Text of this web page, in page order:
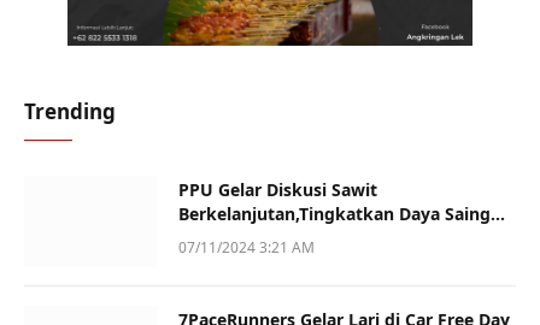
Trending
PPU Gelar Diskusi Sawit
Berkelanjutan,Tingkatkan Daya Saing
dan Kualitas
07/11/2024 3:21 AM
7PaceRunners Gelar Lari di Car Free Day